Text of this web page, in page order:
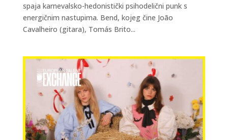
spaja karnevalsko-hedonistički psihodelični punk s
energičnim nastupima. Bend, kojeg čine João
Cavalheiro (gitara), Tomás Brito...